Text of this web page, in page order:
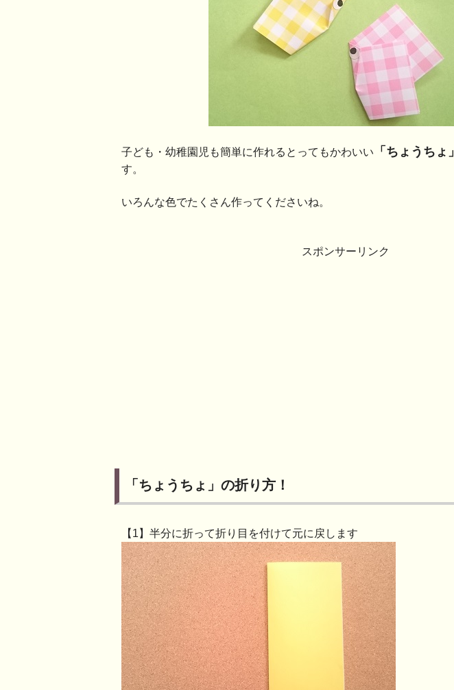
子ども・幼稚園児も簡単に作れるとってもかわいい 「ちょうちょ」
す。
いろんな色でたくさん作ってくださいね。
スポンサーリンク
「ちょうちょ」の折り方！
【1】半分に折って折り目を付けて元に戻します